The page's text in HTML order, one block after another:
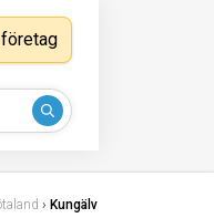
› Kungälv